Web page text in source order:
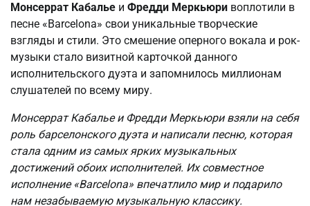
Монсеррат Кабалье и Фредди Меркьюри воплотили в
песне «Barcelona» свои уникальные творческие
взгляды и стили. Это смешение оперного вокала и рок-
музыки стало визитной карточкой данного
исполнительского дуэта и запомнилось миллионам
слушателей по всему миру.
Монсеррат Кабалье и Фредди Меркьюри взяли на себя
роль барселонского дуэта и написали песню, которая
стала одним из самых ярких музыкальных
достижений обоих исполнителей. Их совместное
исполнение «Barcelona» впечатлило мир и подарило
нам незабываемую музыкальную классику.